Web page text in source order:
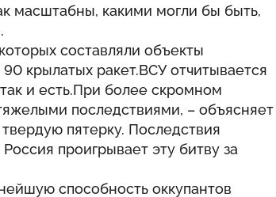
масштабны, какими могли бы быть,
составляли объекты
крылатых ракет.ВСУ отчитывается
и есть.При более скромном
последствиями, – объясняет
пятерку. Последствия
проигрывает эту битву за
способность оккупантов